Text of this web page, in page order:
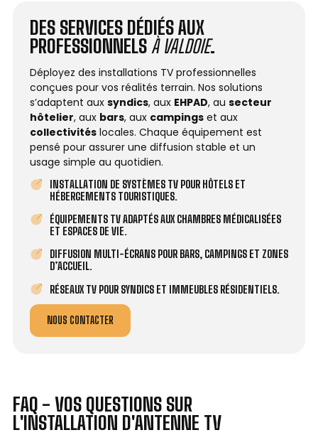
DES SERVICES DÉDIÉS AUX
PROFESSIONNELS À VALDOIE.
Déployez des installations TV professionnelles
conçues pour vos réalités terrain. Nos solutions
s’adaptent aux syndics, aux EHPAD, au secteur
hôtelier, aux bars, aux campings et aux
collectivités locales. Chaque équipement est
pensé pour assurer une diffusion stable et un
usage simple au quotidien.
INSTALLATION DE SYSTÈMES TV POUR HÔTELS ET
HÉBERGEMENTS TOURISTIQUES.
ÉQUIPEMENTS TV ADAPTÉS AUX CHAMBRES MÉDICALISÉES
ET ESPACES DE VIE.
DIFFUSION MULTI-ÉCRANS POUR BARS, CAMPINGS ET ZONES
D’ACCUEIL.
RÉSEAUX TV POUR SYNDICS ET IMMEUBLES RÉSIDENTIELS.
NOUS CONTACTER
FAQ - VOS QUESTIONS SUR
L'INSTALLATION D'ANTENNE TV